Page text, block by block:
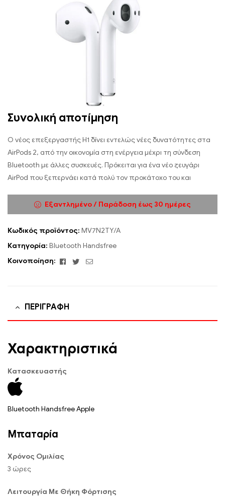
Συνολική αποτίμηση
Ο νέος επεξεργαστής Η1 δίνει εντελώς νέες δυνατότητες στα
AirPods 2, από την οικονομία στη ενέργεια μέχρι τη σύνδεση
Bluetooth με άλλες συσκευές. Πρόκειται για ένα νέο ζευγάρι
AirPod που ξεπερνάει κατά πολύ τον προκάτοχο του και
Εξαντλημένο / Παράδοση έως 30 ημέρες
Κωδικός προϊόντος: MV7N2TY/A
Κατηγορία: Bluetooth Handsfree
Κοινοποίηση:
Facebook
TwitterEmail
ΠΕΡΙΓΡΑΦΉ
Χαρακτηριστικά
Κατασκευαστής
Bluetooth Handsfree Apple
Μπαταρία
Χρόνος Ομιλίας
3 ώρες
Λειτουργία Με Θήκη Φόρτισης